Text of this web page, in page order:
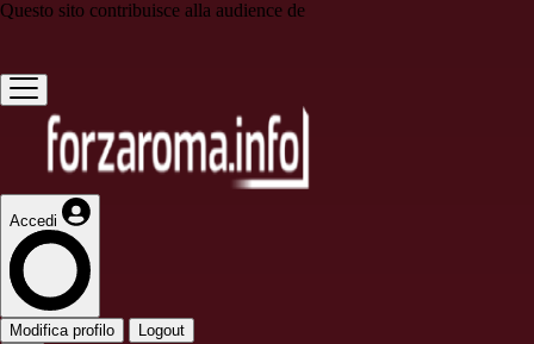
Questo sito contribuisce alla audience de
Accedi
Modifica profilo Logout